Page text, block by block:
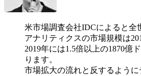
米市場調査会社IDCによると全
アナリティクスの市場規模は
2019年には1.5倍以上の1870億
ります。
市場拡大の流れと反するよう